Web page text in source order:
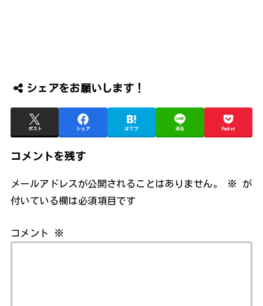
シェアをお願いします！
ポスト シェア はてブ 送る Pocket
コメントを残す
メールアドレスが公開されることはありません。 ※
が
付いている欄は必須項目です
コメント ※